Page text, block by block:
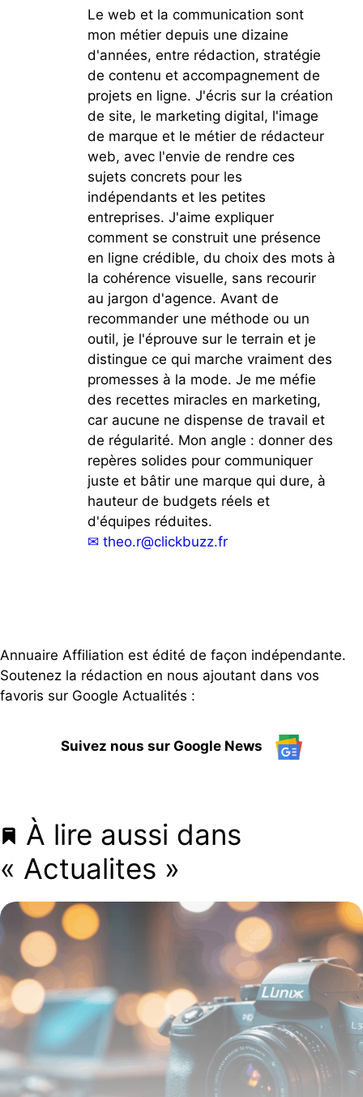
Le web et la communication sont
mon métier depuis une dizaine
d'années, entre rédaction, stratégie
de contenu et accompagnement de
projets en ligne. J'écris sur la création
de site, le marketing digital, l'image
de marque et le métier de rédacteur
web, avec l'envie de rendre ces
sujets concrets pour les
indépendants et les petites
entreprises. J'aime expliquer
comment se construit une présence
en ligne crédible, du choix des mots à
la cohérence visuelle, sans recourir
au jargon d'agence. Avant de
recommander une méthode ou un
outil, je l'éprouve sur le terrain et je
distingue ce qui marche vraiment des
promesses à la mode. Je me méfie
des recettes miracles en marketing,
car aucune ne dispense de travail et
de régularité. Mon angle : donner des
repères solides pour communiquer
juste et bâtir une marque qui dure, à
hauteur de budgets réels et
d'équipes réduites.
✉ theo.r@clickbuzz.fr
Annuaire Affiliation est édité de façon indépendante.
Soutenez la rédaction en nous ajoutant dans vos
favoris sur Google Actualités :
Suivez nous sur Google News
À lire aussi dans
« Actualites »